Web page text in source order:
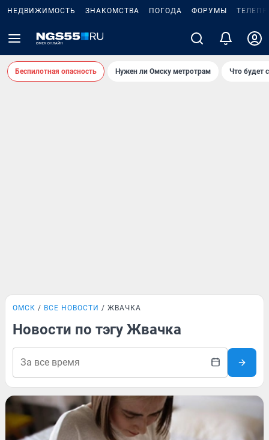
НЕДВИЖИМОСТЬ ЗНАКОМСТВА ПОГОДА ФОРУМЫ
Беспилотная опасность Нужен ли Омску метротрам Что будет
ОМСК ВСЕ НОВОСТИ ЖВАЧКА
Новости по тэгу Жвачка